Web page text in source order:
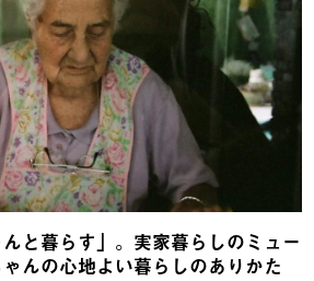
んと暮らす」。実家暮らしのミュー
んの心地よい暮らしのありかた